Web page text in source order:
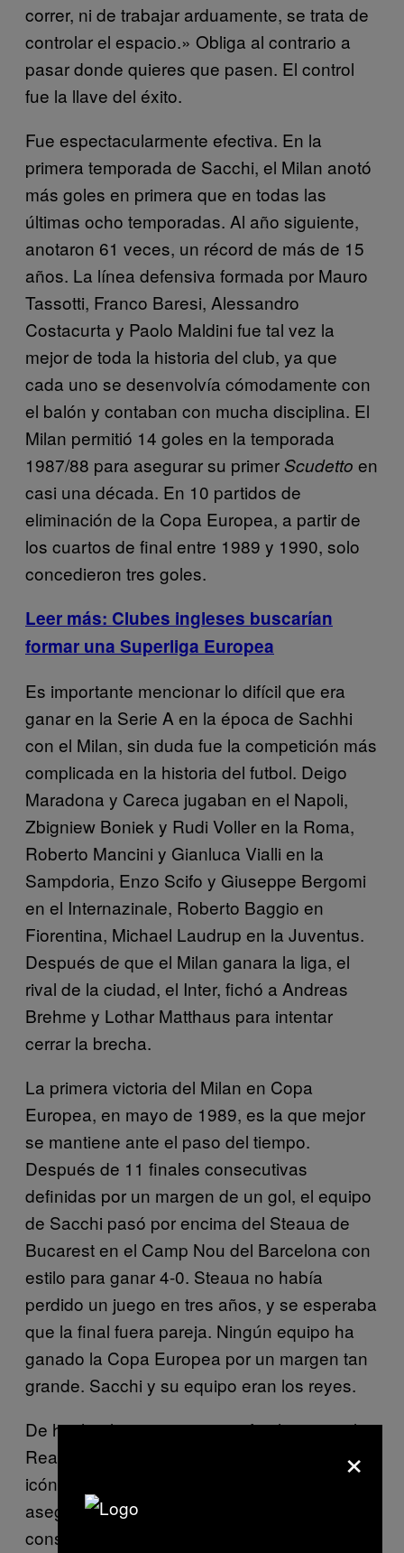
correr, ni de trabajar arduamente, se trata de
controlar el espacio.» Obliga al contrario a
pasar donde quieres que pasen. El control
fue la llave del éxito.
Fue espectacularmente efectiva. En la
primera temporada de Sacchi, el Milan anotó
más goles en primera que en todas las
últimas ocho temporadas. Al año siguiente,
anotaron 61 veces, un récord de más de 15
años. La línea defensiva formada por Mauro
Tassotti, Franco Baresi, Alessandro
Costacurta y Paolo Maldini fue tal vez la
mejor de toda la historia del club, ya que
cada uno se desenvolvía cómodamente con
el balón y contaban con mucha disciplina. El
Milan permitió 14 goles en la temporada
1987/88 para asegurar su primerScudetto en
casi una década. En 10 partidos de
eliminación de la Copa Europea, a partir de
los cuartos de final entre 1989 y 1990, solo
concedieron tres goles.
Leer más: Clubes ingleses buscarían
formar una Superliga Europea
Es importante mencionar lo difícil que era
ganar en la Serie A en la época de Sachhi
con el Milan, sin duda fue la competición más
complicada en la historia del futbol. Deigo
Maradona y Careca jugaban en el Napoli,
Zbigniew Boniek y Rudi Voller en la Roma,
Roberto Mancini y Gianluca Vialli en la
Sampdoria, Enzo Scifo y Giuseppe Bergomi
en el Internazinale, Roberto Baggio en
Fiorentina, Michael Laudrup en la Juventus.
Después de que el Milan ganara la liga, el
rival de la ciudad, el Inter, fichó a Andreas
Brehme y Lothar Matthaus para intentar
cerrar la brecha.
La primera victoria del Milan en Copa
Europea, en mayo de 1989, es la que mejor
se mantiene ante el paso del tiempo.
Después de 11 finales consecutivas
definidas por un margen de un gol, el equipo
de Sacchi pasó por encima del Steaua de
Bucarest en el Camp Nou del Barcelona con
estilo para ganar 4-0. Steaua no había
perdido un juego en tres años, y se esperaba
que la final fuera pareja. Ningún equipo ha
ganado la Copa Europea por un margen tan
grande. Sacchi y su equipo eran los reyes.
De hecho, la victoria en semifinales ante el
Real Madrid fue una de sus actuaciones
icónicas. El Madrid estaba a punto de
asegurar el cuarto de cinco títulos de liga
consecutivos, y contaba con 27 partidos de
×